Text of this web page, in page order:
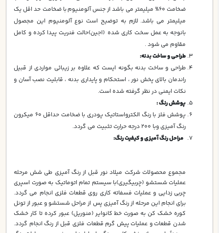
ضخامت 60% ميليمتر مي باشد از جنس آلومنيوم با ضخامت حد اقل يك
ميليمتر می باشد. لازم به توضیح است نوع آلومنیوم این مجصول
بانوجه به عمل سخت کاری شده (اجین)حالت فنریت پیدا کرده و کامل
مقاوم می شود .
طراحي و ساخت بدنه:
طراحي و ساخت بدنه بگونه ايست كه علاوه بر زيبائي مواردي از قبيل
راندمان بالاي پخش نور ، استحكام و پايداري بدنه ، قابليت نصب آسان و
نكات ايمني در نظر گرفته شده است.
پوشش رنگ :
پوشش فلز با رنگ الكترواستاتيك پودري با ضخامت حداقل 60 ميكرون
رنگ آميزي وبا 200 درجه حرارت تثبيت مي گردد.
مراحل رنگ آمیزی و کیفیت رنگ:
مجموع محصولات شرکت میلاد نور قبل از رنگ آمیزی طی شش مرحله
عملیات شستشو (چربیگیری)با سیستم تمام اتوماتیک به صورت اسپری
چربی زدایی و عملیات فسفاته کاری روی قطعات فلزی انجام می گردد.
برای انجام این مرحله از رنگ آمیزی پس از مراحل شستشو و عبور از تونل
کوره خشک کن به صورت خط کانوایر (منوریل) عبور کرده تا کار خشک
شدن قطعات و عملیات پیش گرم قطعات فلزی قبل از رنگ انجام گردد.